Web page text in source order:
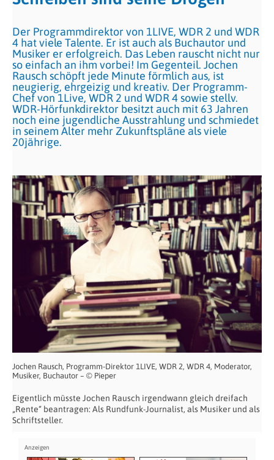
Der Programmdirektor von 1LIVE, WDR 2 und WDR
4 hat viele Talente. Er ist auch als Buchautor und
Musiker er erfolgreich. Das Leben rauscht nicht nur
so einfach an ihm vorbei! Im Gegenteil. Jochen
Rausch schöpft jede Minute förmlich aus, ist
neugierig, ehrgeizig und kreativ. Der Programm-
Chef von 1Live, WDR 2 und WDR 4 sowie stellv.
WDR-Hörfunkdirektor besitzt auch mit 63 Jahren
noch eine jugendliche Ausstrahlung und schmiedet
in seinem Alter mehr Zukunftspläne als viele
20jährige.
Jochen Rausch, Programm-Direktor 1LIVE, WDR 2, WDR 4, Moderator,
Musiker, Buchautor – © Pieper
Eigentlich müsste Jochen Rausch irgendwann gleich dreifach
„Rente“ beantragen: Als Rundfunk-Journalist, als Musiker und als
Schriftsteller.